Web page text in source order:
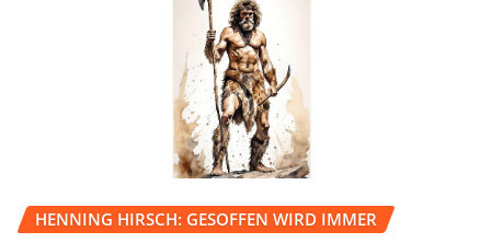
HENNING HIRSCH: GESOFFEN WIRD IMMER